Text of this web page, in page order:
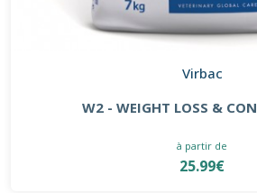
Virbac
W2 - WEIGHT LOSS &
à partir de
25.99€